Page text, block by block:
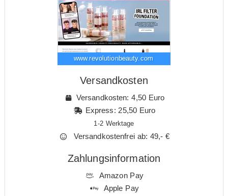
www.revolutionbeauty.com
Versandkosten
Versandkosten: 4,50 Euro
Express: 25,50 Euro
1-2 Werktage
Versandkostenfrei ab: 49,- €
Zahlungsinformation
Amazon Pay
Apple Pay